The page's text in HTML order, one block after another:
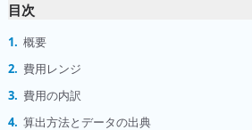
目次
1. 概要
2. 費用レンジ
3. 費用の内訳
4. 算出方法とデータの出典